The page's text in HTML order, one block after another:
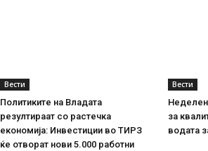
Вести
Политиките на Владата
резултираат со растечка
економија: Инвестиции во ТИРЗ
ќе отворат нови 5.000 работни
Вести
Неделен
за
водата